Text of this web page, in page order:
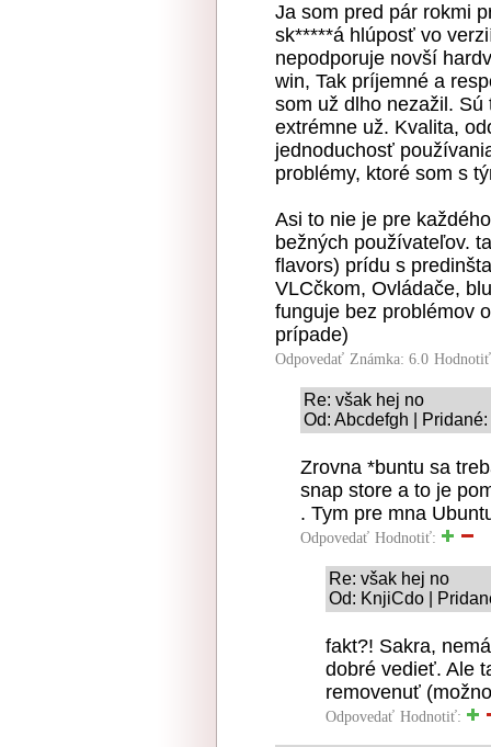
Ja som pred pár rokmi
sk*****á hlúposť vo
nepodporuje novší
win, Tak príjemné a
som už dlho nezažil.
extrémne už. Kvalita,
jednoduchosť
problémy, ktoré som s
Asi to nie je pre
bežných používateľov.
flavors) prídu s
VLCčkom, Ovládače,
funguje bez problémov
prípade)
Odpovedať Známka: 6.0
Re: však hej no
Od: Abcdefgh |
Zrovna *buntu sa
snap store a to je
. Tym pre mna
Odpovedať Hodnotiť:
Re: však hej no
Od: KnjiCdo |
fakt?! Sakra,
dobré vedieť. Ale
removenuť
Odpovedať Hodnotiť: